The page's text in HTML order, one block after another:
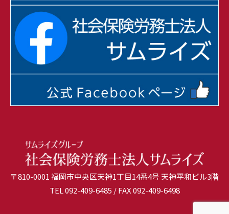
〒810-0001 福岡市中央区天神1丁目14番4号 天神平和ビル3階
TEL092-409-6485 / FAX 092-409-6498